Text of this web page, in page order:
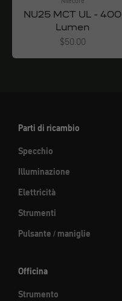
NU25 MCT UL - 400
Lumen
Angebot
$50.00
Parti di ricambio
Specchio
Illuminazione
Elettricità
Strumenti
Pulsante / maniglie
Officina
Strumento